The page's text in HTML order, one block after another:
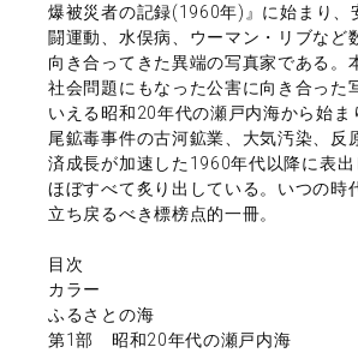
爆被災者の記録(1960年)』に始まり、
闘運動、水俣病、ウーマン・リブなど
向き合ってきた異端の写真家である。
社会問題にもなった公害に向き合った
いえる昭和20年代の瀬戸内海から始ま
尾鉱毒事件の古河鉱業、大気汚染、反
済成長が加速した1960年代以降に表
ほぼすべて炙り出している。いつの時
立ち戻るべき標榜点的一冊。
目次
カラー
ふるさとの海
第1部 昭和20年代の瀬戸内海